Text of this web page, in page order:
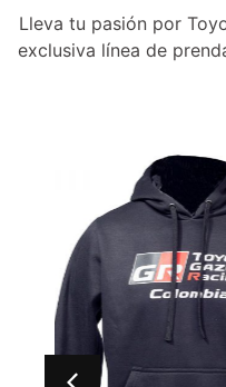
Lleva tu pasión por
exclusiva línea de